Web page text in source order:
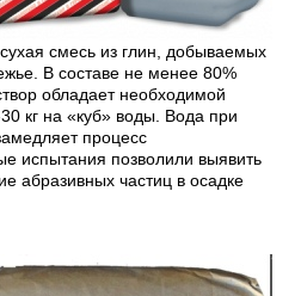
смесь из глин, добываемых
В составе не менее 80%
обладает необходимой
кг на «куб» воды. Вода при
процесс
испытания позволили выявить
абразивных частиц в осадке